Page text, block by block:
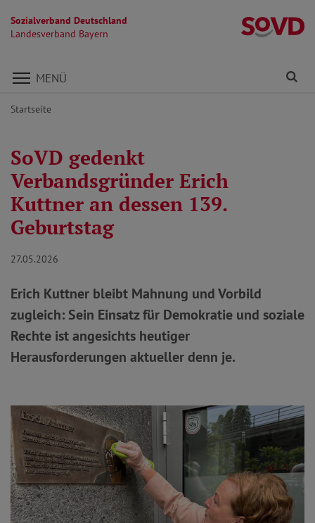
Sozialverband Deutschland
Landesverband Bayern
Direkt zu den Inhalten springen
MENÜ
Startseite
SoVD gedenkt
Verbandsgründer Erich
Kuttner an dessen 139.
Geburtstag
27.05.2026
Erich Kuttner bleibt Mahnung und Vorbild
zugleich: Sein Einsatz für Demokratie und soziale
Rechte ist angesichts heutiger
Herausforderungen aktueller denn je.